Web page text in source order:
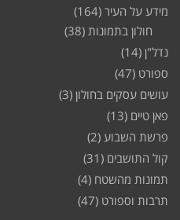
מידע על העיר (164)
חולון בתמונות (38)
נדל"ן (14)
ספורט (47)
עושים עסקים בחולון (3)
פאן טיים (13)
פרשת השבוע (2)
קול התושבים (31)
תמונות מהשטח (4)
תרבות וספורט (47)